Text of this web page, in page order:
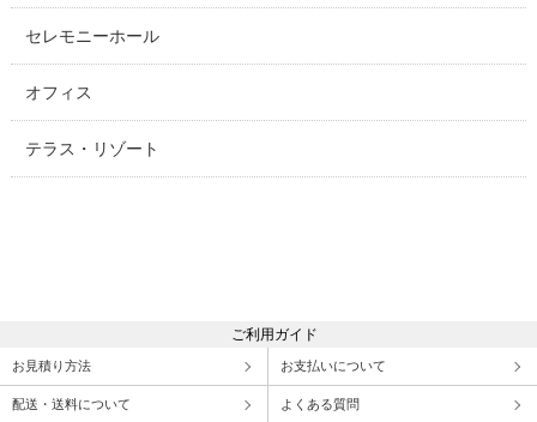
セレモニーホール
オフィス
テラス・リゾート
ご利用ガイド
お見積り方法 お支払いについて
配送・送料について よくある質問